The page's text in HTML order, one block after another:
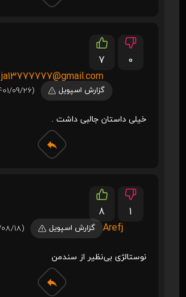
7
0
ja13777777@gmail.com
گزارش اسپویل (1401/09/26)
خیلی داستان جالبی داشت .
8
1
Arefj
گزارش اسپویل (1401/08/18)
نوستالژی بی‌نظیر از سندمن